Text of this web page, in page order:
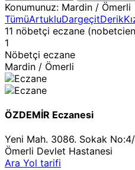
18:11
WhatsApp’tan oyunun
etiketi ve gelişmiş sohbet
23:23
Microsoft, Xbox 360
hazırlanıyor
21:44
Gemini Spark, Chrome ile
dönemini başlatıyor
2:24
Reddit, video odaklı yeni
Video Reddit
Konumunuz: Mardin / Ömerli
TümüArtukluDargeçitDerik
11 nöbetçi eczane
1
Nöbetçi eczane
Mardin / Ömerli
ÖZDEMİR Eczanesi
Yeni Mah. 3086. Sokak
Ömerli Devlet Hastanesi
Ara Yol tarifi